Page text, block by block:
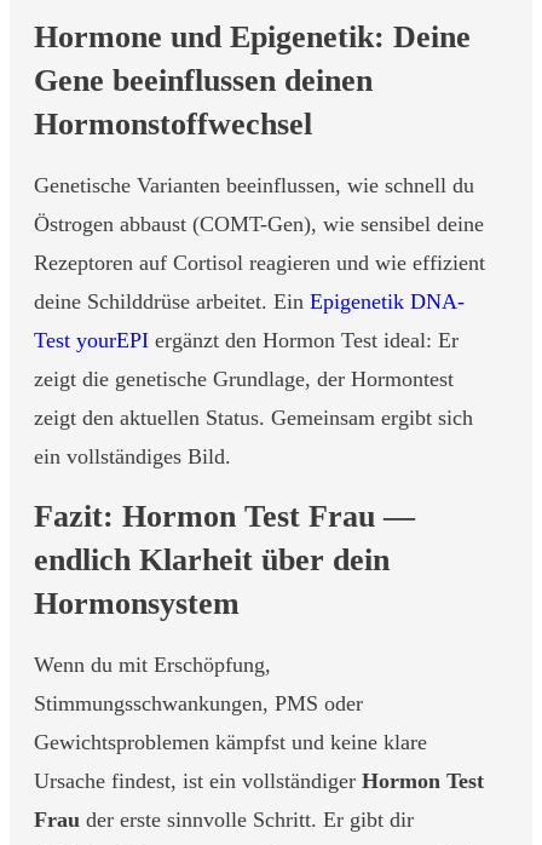
Hormone und Epigenetik: Deine
Gene beeinflussen deinen
Hormonstoffwechsel
Genetische Varianten beeinflussen, wie schnell du
Östrogen abbaust (COMT-Gen), wie sensibel deine
Rezeptoren auf Cortisol reagieren und wie effizient
deine Schilddrüse arbeitet. Ein Epigenetik DNA-
Test yourEPI ergänzt den Hormon Test ideal: Er
zeigt die genetische Grundlage, der Hormontest
zeigt den aktuellen Status. Gemeinsam ergibt sich
ein vollständiges Bild.
Fazit: Hormon Test Frau —
endlich Klarheit über dein
Hormonsystem
Wenn du mit Erschöpfung,
Stimmungsschwankungen, PMS oder
Gewichtsproblemen kämpfst und keine klare
Ursache findest, ist ein vollständiger Hormon Test
Frau der erste sinnvolle Schritt. Er gibt dir